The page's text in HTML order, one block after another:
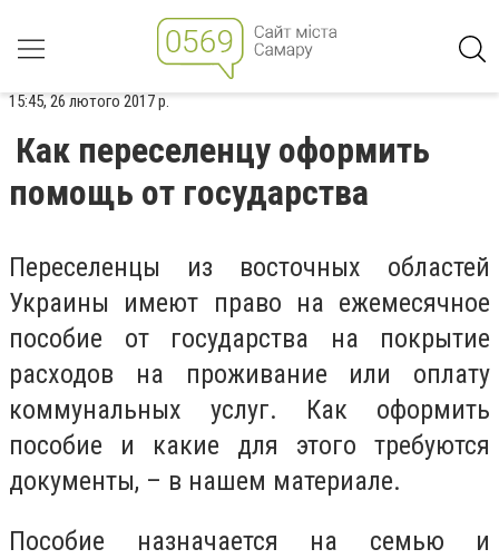
15:45, 26 лютого 2017 р.
Как переселенцу оформить
помощь от государства
Переселенцы из восточных областей
Украины имеют право на ежемесячное
пособие от государства на покрытие
расходов на проживание или оплату
коммунальных услуг. Как оформить
пособие и какие для этого требуются
документы, – в нашем материале.
Пособие назначается на семью и